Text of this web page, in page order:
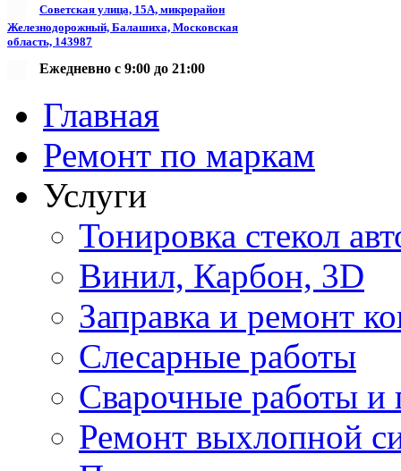
Советская улица, 15А, микрорайон
Железнодорожный, Балашиха, Московская
область, 143987
Ежедневно с 9:00 до 21:00
Главная
Ремонт по маркам
Услуги
Тонировка стекол
Винил, Карбон, 3D
Заправка и ремонт
Слесарные работы
Сварочные работы и
Ремонт выхлопной